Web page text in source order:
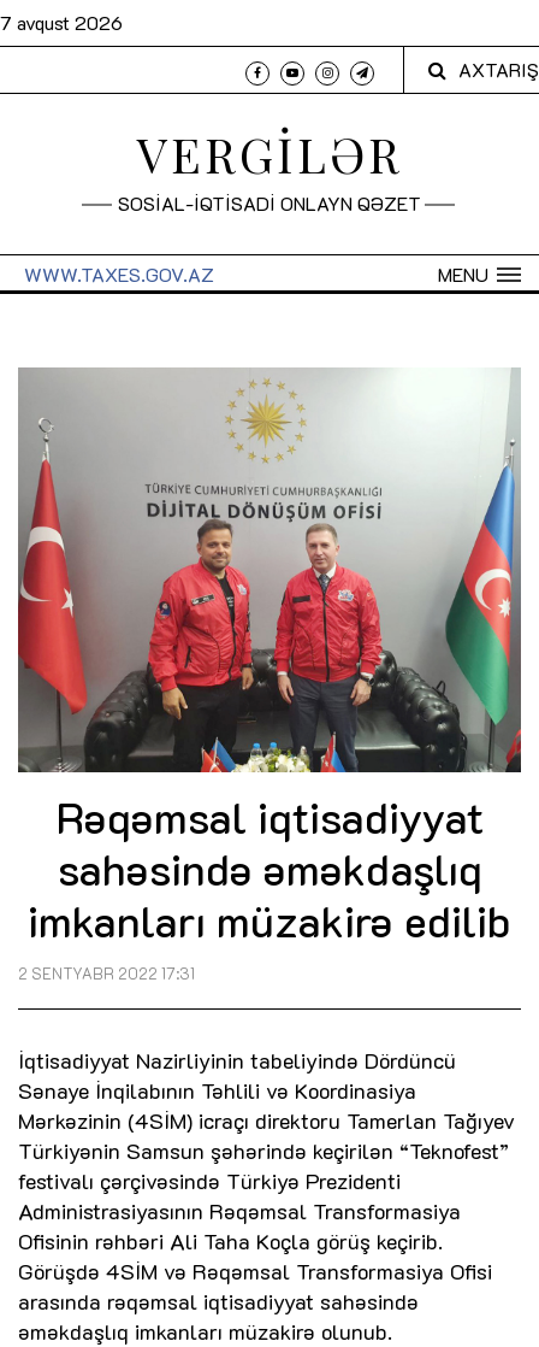
7 avqust 2026
AXTARIŞ
VERGİLƏR
SOSİAL-İQTİSADİ ONLAYN QƏZET
MENU
WWW.TAXES.GOV.AZ
Rəqəmsal iqtisadiyyat
sahəsində əməkdaşlıq
imkanları müzakirə edilib
2 SENTYABR 2022 17:31
İqtisadiyyat Nazirliyinin tabeliyində Dördüncü
Sənaye İnqilabının Təhlili və Koordinasiya
Mərkəzinin (4SİM) icraçı direktoru Tamerlan Tağıyev
Türkiyənin Samsun şəhərində keçirilən “Teknofest”
festivalı çərçivəsində Türkiyə Prezidenti
Administrasiyasının Rəqəmsal Transformasiya
Ofisinin rəhbəri Ali Taha Koçla görüş keçirib.
Görüşdə 4SİM və Rəqəmsal Transformasiya Ofisi
arasında rəqəmsal iqtisadiyyat sahəsində
əməkdaşlıq imkanları müzakirə olunub.